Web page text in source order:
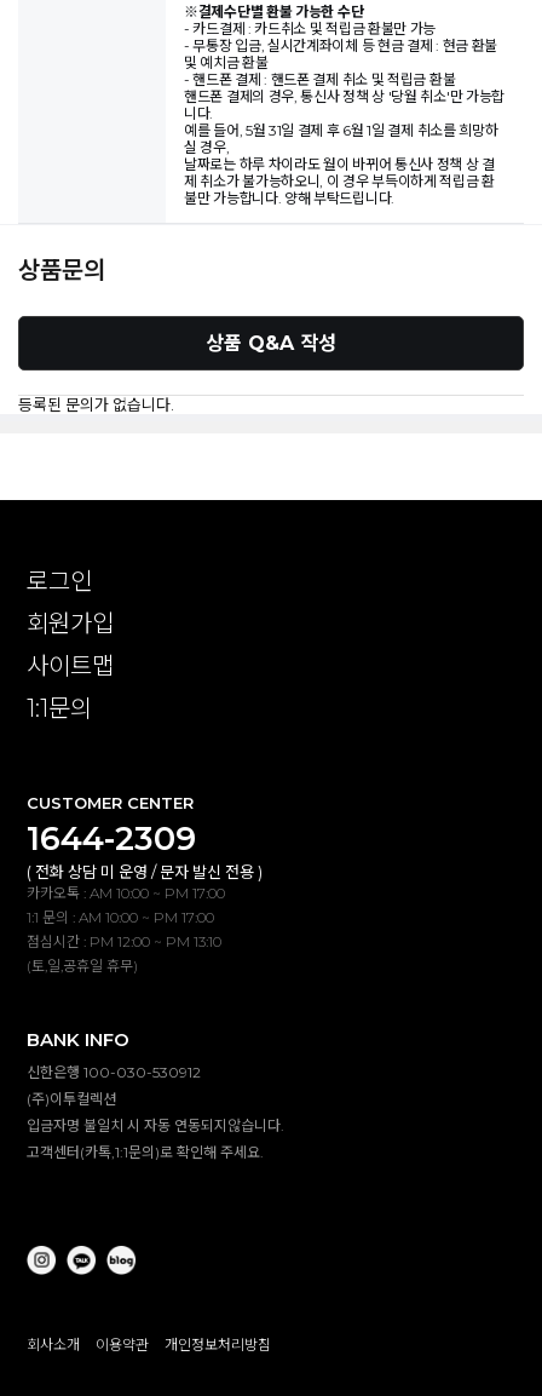
※결제수단별 환불 가능한 수단
- 카드결제 : 카드취소 및 적립금 환불만 가능
- 무통장 입금, 실시간계좌이체 등 현금 결제 : 현금 환불
및 예치금 환불
- 핸드폰 결제 : 핸드폰 결제 취소 및 적립금 환불
핸드폰 결제의 경우, 통신사 정책 상 '당월 취소'만 가능합
니다.
예를 들어, 5월 31일 결제 후 6월 1일 결제 취소를 희망하
실 경우,
날짜로는 하루 차이라도 월이 바뀌어 통신사 정책 상 결
제 취소가 불가능하오니, 이 경우 부득이하게 적립금 환
불만 가능합니다. 양해 부탁드립니다.
상품문의
상품 Q&A 작성
등록된 문의가 없습니다.
로그인
회원가입
사이트맵
1:1문의
CUSTOMER CENTER
1644-2309
( 전화 상담 미 운영 / 문자 발신 전용 )
카카오톡 : AM 10:00 ~ PM 17:00
1:1 문의 : AM 10:00 ~ PM 17:00
점심시간 : PM 12:00 ~ PM 13:10
(토,일,공휴일 휴무)
BANK INFO
신한은행 100-030-530912
(주)이투컬렉션
입금자명 불일치 시 자동 연동되지않습니다.
고객센터(카톡,1:1문의)로 확인해 주세요.
회사소개 이용약관 개인정보처리방침